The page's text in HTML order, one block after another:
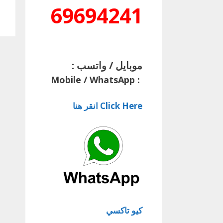
69694241
موبايل / واتسب :
:
Mobile / WhatsApp
Click Here انقر هنا
كيو تاكسي